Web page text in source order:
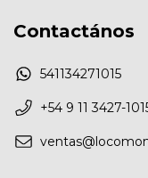
Contactános
541134271015
+54 9 11 3427-